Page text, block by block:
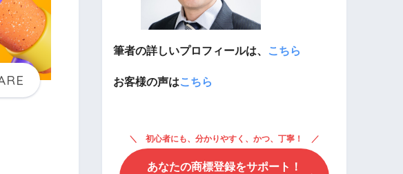
筆者の詳しいプロフィールは、 こちら
お客様の声はこちら
初心者にも、分かりやすく、かつ、丁寧！
あなたの商標登録をサポート！